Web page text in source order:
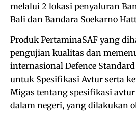
melalui 2 lokasi penyaluran
Bali dan Bandara Soekarno
Produk PertaminaSAF yang
pengujian kualitas dan
internasional Defence Standard
untuk Spesifikasi Avtur serta
Migas tentang spesifikasi
dalam negeri, yang dilakukan